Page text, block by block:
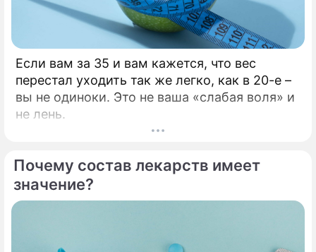
Если вам за 35 и вам кажется, что вес
перестал уходить так же легко, как в 20-е –
вы не одиноки. Это не ваша «слабая воля» и
не лень.
Почему состав лекарств имеет
значение?